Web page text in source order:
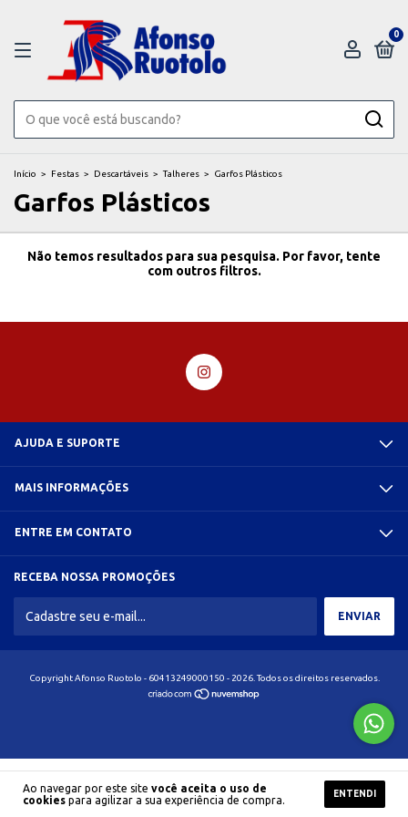
0
Ao navegar por este site você aceita o uso de
cookies para agilizar a sua experiência de compra.
ENTENDI
Início > Festas > Descartáveis > Talheres > Garfos Plásticos
Garfos Plásticos
Não temos resultados para sua pesquisa. Por favor, tente
com outros filtros.
AJUDA E SUPORTE
MAIS INFORMAÇÕES
ENTRE EM CONTATO
RECEBA NOSSA PROMOÇÕES
Copyright Afonso Ruotolo - 60413249000150 - 2026. Todos os direitos reservados.